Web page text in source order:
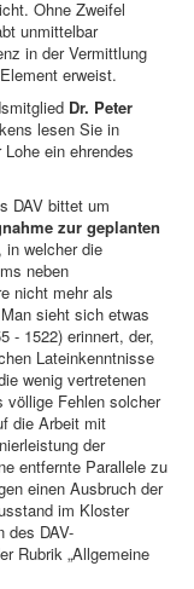
Ohne Zweifel
unmittelbar
in der Vermittlung
erweist.
Dr. Peter
lesen Sie in
ein ehrendes
DAV bittet um
zur geplanten
, in welcher die
neben
nicht mehr als
sieht sich etwas
- 1522) erinnert, der,
Lateinkenntnisse
wenig vertretenen
völlige Fehlen solcher
die Arbeit mit
der
entfernte Parallele zu
einen Ausbruch der
im Kloster
des DAV-
Rubrik „Allgemeine